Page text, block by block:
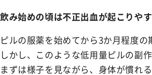
飲み始めの頃は不正出血が起こりや
ピルの服薬を始めてから3か月程度
しかし、このような低用量ピルの副
まずは様子を見ながら、身体が慣れ